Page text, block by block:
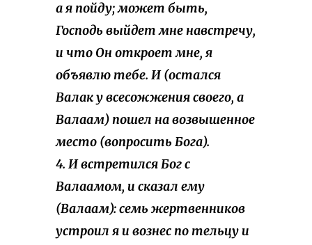
а я пойду; может быть,
Господь выйдет мне навстречу,
и что Он откроет мне, я
объявлю тебе. И (остался
Валак у всесожжения своего, а
Валаам) пошел на возвышенное
место (вопросить Бога).
4. И встретился Бог с
Валаамом, и сказал ему
(Валаам): семь жертвенников
устроил я и вознес по тельцу и